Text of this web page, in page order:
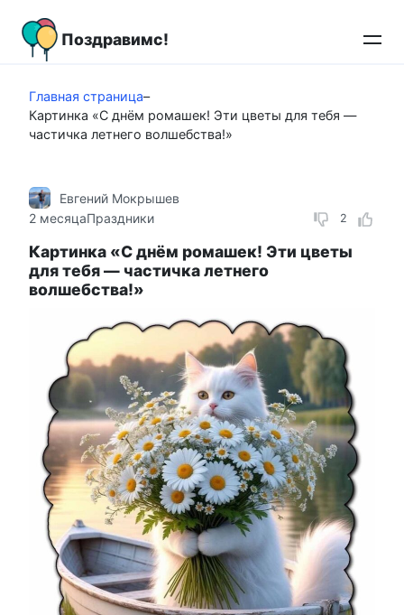
контенту
Поздравимс!
Главная страница–
Картинка «С днём ромашек! Эти цветы для тебя —
частичка летнего волшебства!»
2
Евгений Мокрышев
2 месяцаПраздники
Картинка «С днём ромашек! Эти цветы
для тебя — частичка летнего
волшебства!»